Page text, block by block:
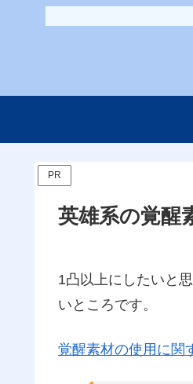
PR
英雄系の覚醒
1凸以上にしたいと
いところです。
覚醒素材の使用に関